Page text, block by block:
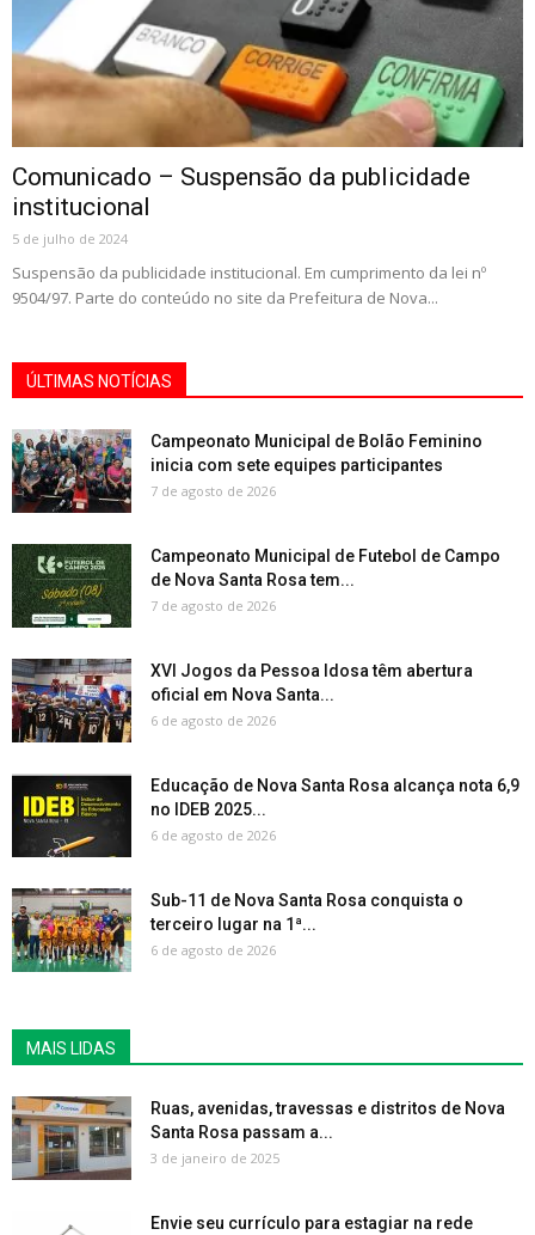
Comunicado – Suspensão da publicidade
institucional
5 de julho de 2024
Suspensão da publicidade institucional. Em cumprimento da lei nº
9504/97. Parte do conteúdo no site da Prefeitura de Nova...
ÚLTIMAS NOTÍCIAS
Campeonato Municipal de Bolão Feminino
inicia com sete equipes participantes
7 de agosto de 2026
Campeonato Municipal de Futebol de Campo
de Nova Santa Rosa tem...
7 de agosto de 2026
XVI Jogos da Pessoa Idosa têm abertura
oficial em Nova Santa...
6 de agosto de 2026
Educação de Nova Santa Rosa alcança nota 6,9
no IDEB 2025...
6 de agosto de 2026
Sub-11 de Nova Santa Rosa conquista o
terceiro lugar na 1ª...
6 de agosto de 2026
MAIS LIDAS
Ruas, avenidas, travessas e distritos de Nova
Santa Rosa passam a...
3 de janeiro de 2025
Envie seu currículo para estagiar na rede